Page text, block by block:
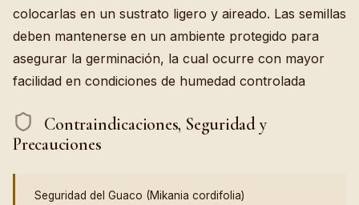
colocarlas en un sustrato ligero y aireado. Las semillas
deben mantenerse en un ambiente protegido para
asegurar la germinación, la cual ocurre con mayor
facilidad en condiciones de humedad controlada
Contraindicaciones, Seguridad y
Precauciones
Seguridad del Guaco (Mikania cordifolia)